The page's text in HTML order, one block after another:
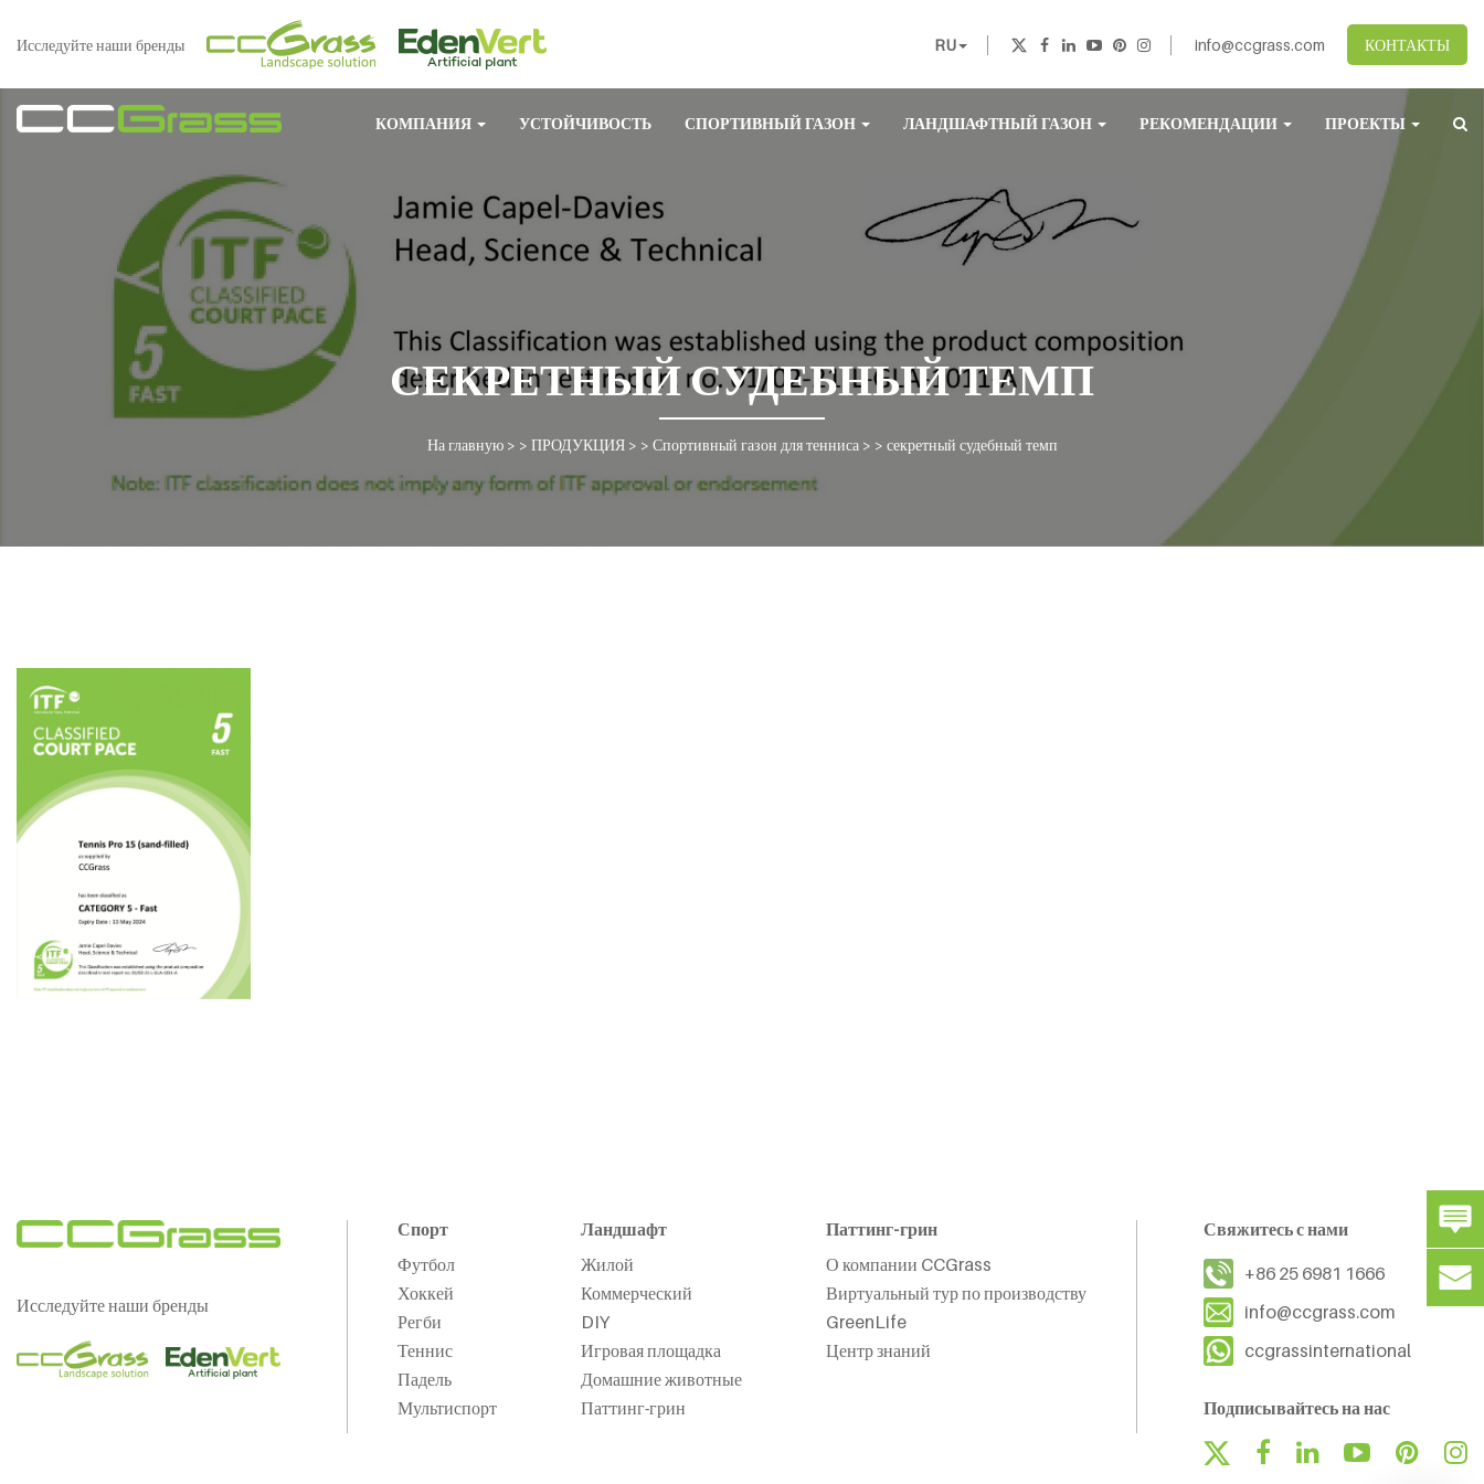
Исследуйте наши бренды RU info@ccgrass.com КОНТАКТЫ
КОМПАНИЯ УСТОЙЧИВОСТЬ СПОРТИВНЫЙ ГАЗОН ЛАНДШАФТНЫЙ ГАЗОН РЕКОМЕНДАЦИИ ПРОЕКТЫ
СЕКРЕТНЫЙ СУДЕБНЫЙ ТЕМП
На главную> > ПРОДУКЦИЯ> > Спортивный газон для тенниса> > секретный судебный темп
Исследуйте наши бренды
Спорт
Футбол
Хоккей
Регби
Теннис
Падель
Мультиспорт
Ландшафт
Жилой
Коммерческий
DIY
Игровая площадка
Домашние животные
Паттинг-грин
Паттинг-грин
О компании CCGrass
Виртуальный тур по производству
GreenLife
Центр знаний
Свяжитесь с нами
+86 25 6981 1666
info@ccgrass.com
ccgrassinternational
Подписывайтесь на нас